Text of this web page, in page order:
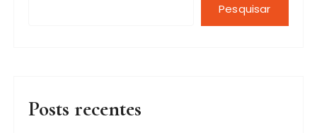
Pesquisar
Posts recentes